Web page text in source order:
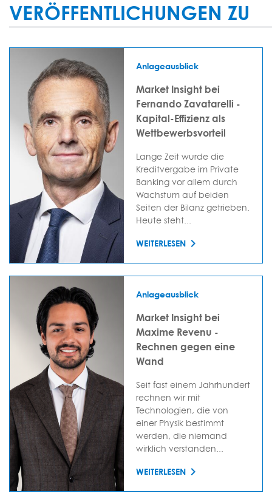
VERÖFFENTLICHUNGEN ZU
Anlageausblick
Market Insight bei
Fernando Zavatarelli -
Kapital-Effizienz als
Wettbewerbsvorteil
Lange Zeit wurde die
Kreditvergabe im Private
Banking vor allem durch
Wachstum auf beiden
Seiten der Bilanz getrieben.
Heute steht...
WEITERLESEN
Anlageausblick
Market Insight bei
Maxime Revenu -
Rechnen gegen eine
Wand
Seit fast einem Jahrhundert
rechnen wir mit
Technologien, die von
einer Physik bestimmt
werden, die niemand
wirklich verstanden...
WEITERLESEN